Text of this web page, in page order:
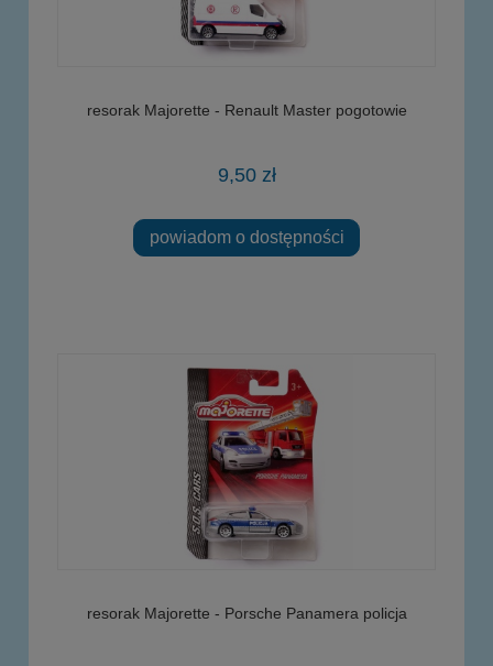
resorak Majorette - Renault Master pogotowie
9,50 zł
powiadom o dostępności
resorak Majorette - Porsche Panamera policja